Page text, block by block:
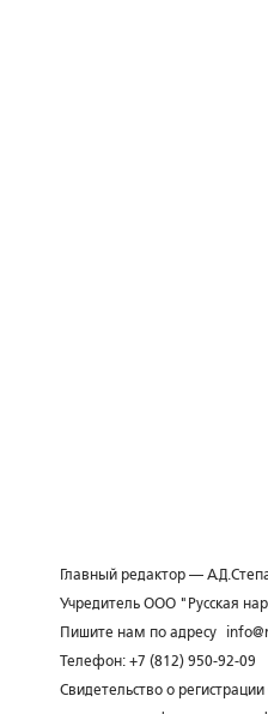
Главный редактор —
Учредитель ООО "Русская
Пишите нам по адресу
Телефон: +7 (812) 950-92-09
Свидетельство о